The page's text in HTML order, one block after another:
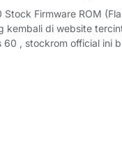
Firmware ROM
kembali di website
, stockrom official ini